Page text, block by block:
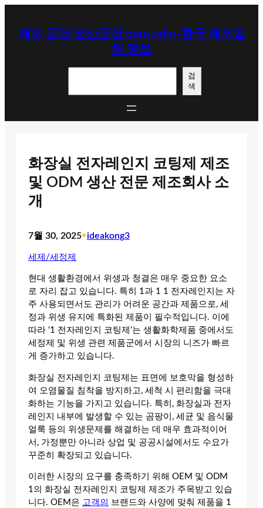
제조 공장 생산공장 oem odm-한국 제조업
체 정보
검
색
화장실 전자레인지 코팅제 제조
및 ODM 생산 전문 제조회사 소
개
7월 30, 2025•ideakong3
세제/세정제
현대 생활환경에서 위생과 청결은 매우 중요한 요소
로 자리 잡고 있습니다. 특히 1과 1 1 전자레인지는 자
주 사용되면서도 관리가 어려운 공간과 제품으로, 세
정과 위생 유지에 특화된 제품이 필수적입니다. 이에
따라 ‘1 전자레인지 코팅제’는 생활화학제품 중에서도
세정제 및 위생 관련 제품군에서 시장의 니즈가 빠르
게 증가하고 있습니다.
화장실 전자레인지 코팅제는 표면에 보호막을 형성하
여 오염물질 침착을 방지하고, 세척 시 편리함을 극대
화하는 기능을 가지고 있습니다. 특히, 화장실과 전자
레인지 내부에 발생할 수 있는 곰팡이, 세균 및 음식물
얼룩 등의 위생문제를 해결하는 데 매우 효과적이어
서, 가정뿐만 아니라 상업 및 공공시설에서도 수요가
꾸준히 확장되고 있습니다.
이러한 시장의 요구를 충족하기 위해 OEM 및 ODM
1의 화장실 전자레인지 코팅제 제조가 주목받고 있습
니다. OEM은 고객의 브랜드와 사양에 맞춰 제품을 1